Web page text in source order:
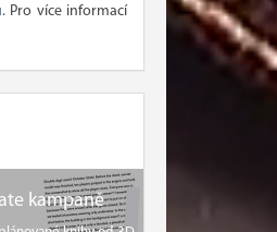
. Pro více informací
kampaně